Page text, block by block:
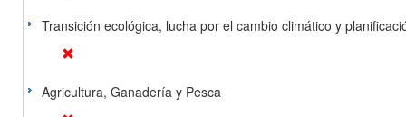
Transición ecológica, lucha por el cambio climático y
Agricultura, Ganadería y Pesca